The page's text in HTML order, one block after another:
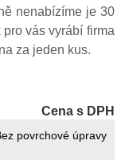
nenabízíme je 30
vás vyrábí firma
za jeden kus.
Cena s DPH
povrchové úpravy